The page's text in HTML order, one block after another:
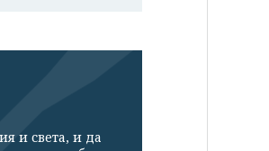
и света, и да